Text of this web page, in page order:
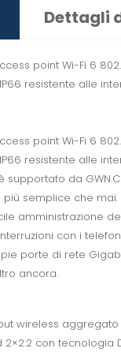
Dettagli
point Wi-Fi 6
resistente alle
point Wi-Fi 6
resistente alle
è supportato da
più semplice che
amministrazione
con i
porte di rete
ancora.
wireless
con tecnologia